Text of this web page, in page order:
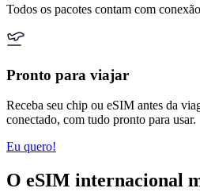
Todos os pacotes contam com
Pronto para viajar
Receba seu chip ou eSIM antes da
conectado, com tudo pronto para usar.
Eu quero!
O eSIM internacional